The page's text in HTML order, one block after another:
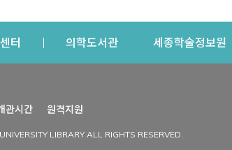
터 Opens a new window
의학도서관Opens a new window
세종학술정보원
관시간 원격지원
LIBRARY ALL RIGHTS RESERVED.